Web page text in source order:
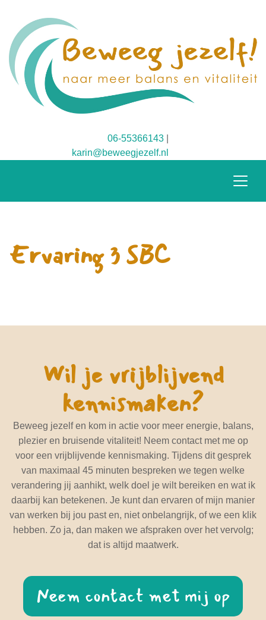
06-55366143
karin@beweegjezelf.nl
Ervaring 3 SBC
Wil je vrijblijvend
kennismaken?
Beweeg jezelf en kom in actie voor meer energie, balans,
plezier en bruisende vitaliteit! Neem contact met me op
voor een vrijblijvende kennismaking. Tijdens dit gesprek
van maximaal 45 minuten bespreken we tegen welke
verandering jij aanhikt, welk doel je wilt bereiken en wat ik
daarbij kan betekenen. Je kunt dan ervaren of mijn manier
van werken bij jou past en, niet onbelangrijk, of we een klik
hebben. Zo ja, dan maken we afspraken over het vervolg;
dat is altijd maatwerk.
Neem contact met mij op